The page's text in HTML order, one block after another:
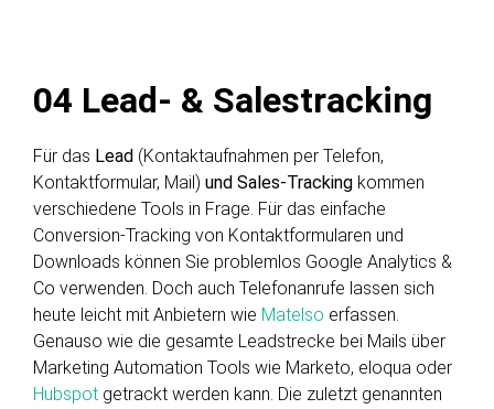
04 Lead- & Salestracking
Für das Lead (Kontaktaufnahmen per Telefon,
Kontaktformular, Mail) und Sales-Tracking kommen
verschiedene Tools in Frage. Für das einfache
Conversion-Tracking von Kontaktformularen und
Downloads können Sie problemlos Google Analytics &
Co verwenden. Doch auch Telefonanrufe lassen sich
heute leicht mit Anbietern wie Matelso erfassen.
Genauso wie die gesamte Leadstrecke bei Mails über
Marketing Automation Tools wie Marketo, eloqua oder
Hubspot getrackt werden kann. Die zuletzt genannten